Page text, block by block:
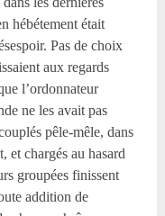
hébétement était
Pas de choix
aux regards
l’ordonnateur
ne les avait pas
pêle-mêle, dans
et chargés au hasard
groupées finissent
addition de